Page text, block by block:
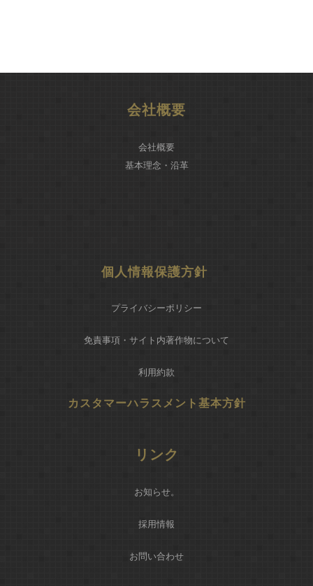
会社概要
会社概要
基本理念・沿革
個人情報保護方針
プライバシーポリシー
免責事項・サイト内著作物について
利用約款
カスタマーハラスメント基本方針
リンク
お知らせ。
採用情報
お問い合わせ